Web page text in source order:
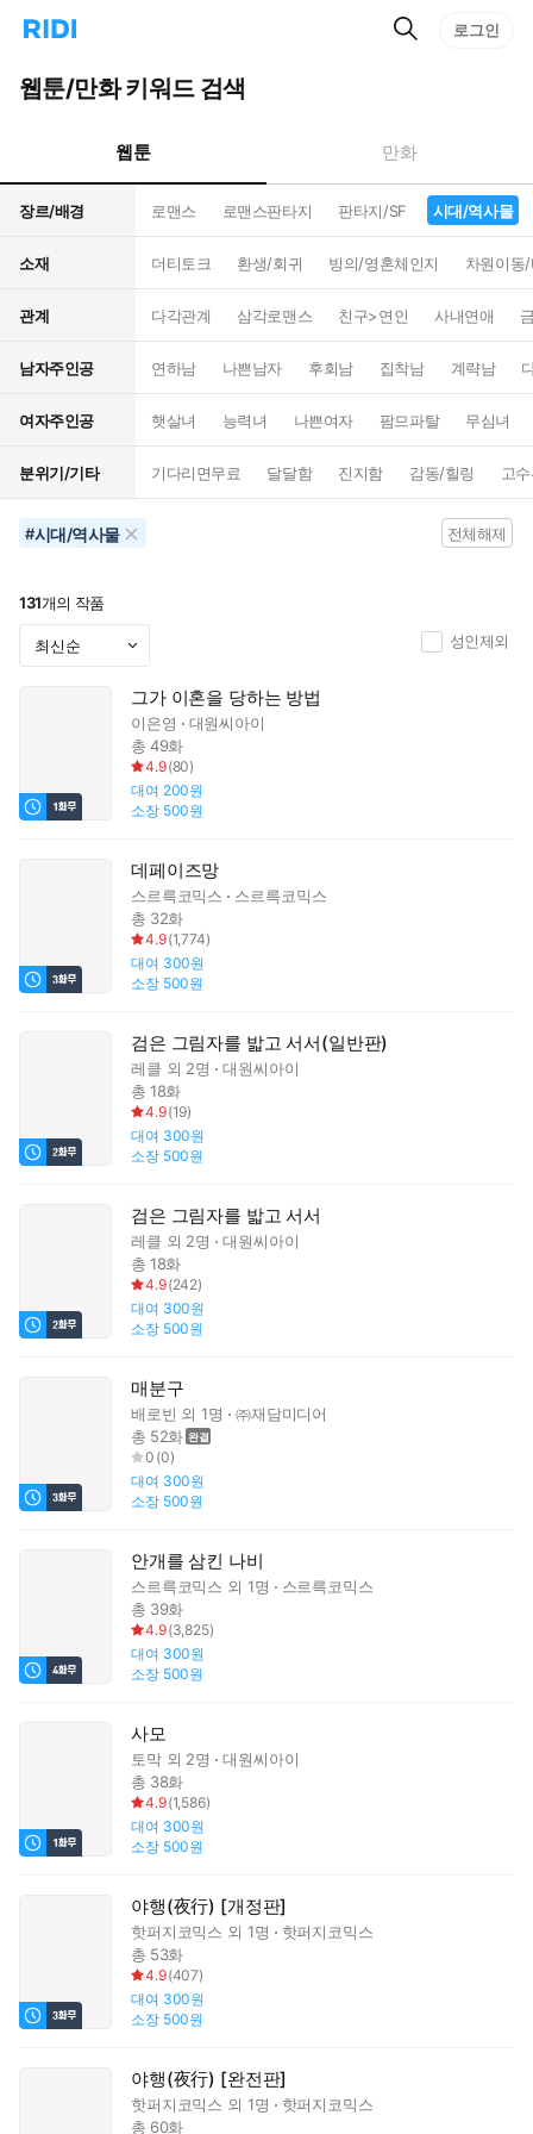
리
홈
으
턴
트
검
로그인
웹툰/만화 키워드 검색
웹툰 만화
장르/배경 로맨스 로맨스판타지 판타지/SF 시대/역사물
소재 더티토크 환생/회귀 빙의/영혼체인지 차원이동
관계 다각관계 삼각로맨스 친구>연인 사내연애
남자주인공 연하남 나쁜남자 후회남 집착남 계략남
여자주인공 햇살녀 능력녀 나쁜여자 팜므파탈 무심녀
분위기/기타 기다리면무료 달달함 진지함 감동/힐링 고
#시대/역사물 전체해제
131개의 작품
성인제외
그가 이혼을 당하는 방법
이은영
대원씨아이
총 49화
4.9(80)
대여 200원
소장 500원
데페이즈망
스르륵코믹스
스르륵코믹스
총 32화
4.9(1,774)
대여 300원
소장 500원
검은 그림자를 밟고 서서(일반판)
레클 외 2명
대원씨아이
총 18화
4.9(19)
대여 300원
소장 500원
검은 그림자를 밟고 서서
레클 외 2명
대원씨아이
총 18화
4.9(242)
대여 300원
소장 500원
매분구
배로빈 외 1명
㈜재담미디어
총 52화
0 (0)
대여 300원
소장 500원
안개를 삼킨 나비
스르륵코믹스 외 1명
스르륵코믹스
총 39화
4.9(3,825)
대여 300원
소장 500원
사모
토막외 2명
대원씨아이
총 38화
4.9(1,586)
대여 300원
소장 500원
야행(夜行) [개정판]
핫퍼지코믹스 외 1명
핫퍼지코믹스
총 53화
4.9(407)
대여 300원
소장 500원
야행(夜行) [완전판]
핫퍼지코믹스 외 1명
핫퍼지코믹스
총 60화